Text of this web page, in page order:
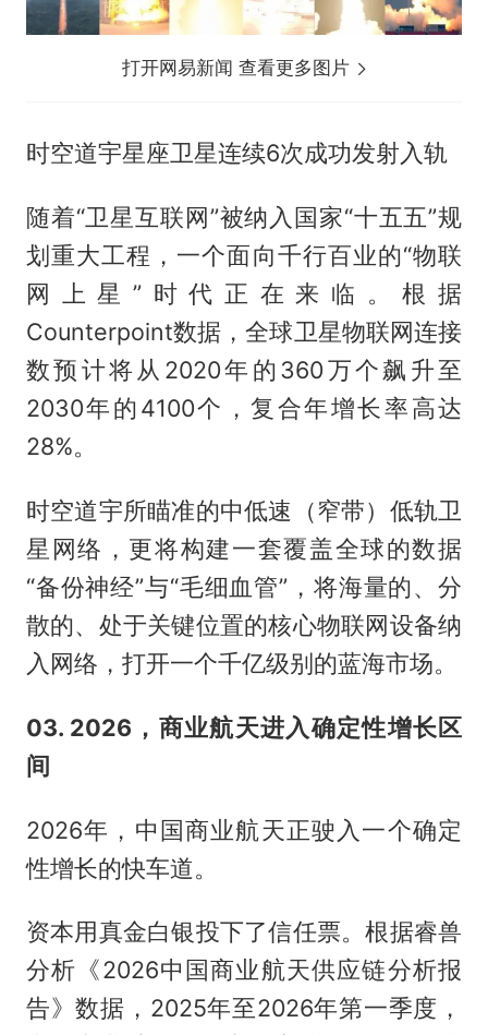
打开网易新闻 查看更多图片
时空道宇星座卫星连续6次成功发射入轨
随着“卫星互联网”被纳入国家“十五五”规
划重大工程，一个面向千行百业的“物联
网上星”时代正在来临。根据
Counterpoint数据，全球卫星物联网连接
数预计将从2020年的360万个飙升至
2030年的4100个，复合年增长率高达
28%。
时空道宇所瞄准的中低速（窄带）低轨卫
星网络，更将构建一套覆盖全球的数据
“备份神经”与“毛细血管”，将海量的、分
散的、处于关键位置的核心物联网设备纳
入网络，打开一个千亿级别的蓝海市场。
03. 2026，商业航天进入确定性增长区
间
2026年，中国商业航天正驶入一个确定
性增长的快车道。
资本用真金白银投下了信任票。根据睿兽
分析《2026中国商业航天供应链分析报
告》数据，2025年至2026年第一季度，